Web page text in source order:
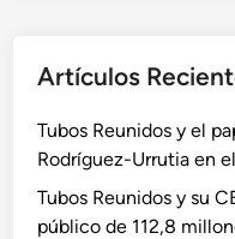
Artículos
Tubos Reunidos y el
Rodríguez-Urrutia en
Tubos Reunidos y su
público de 112,8